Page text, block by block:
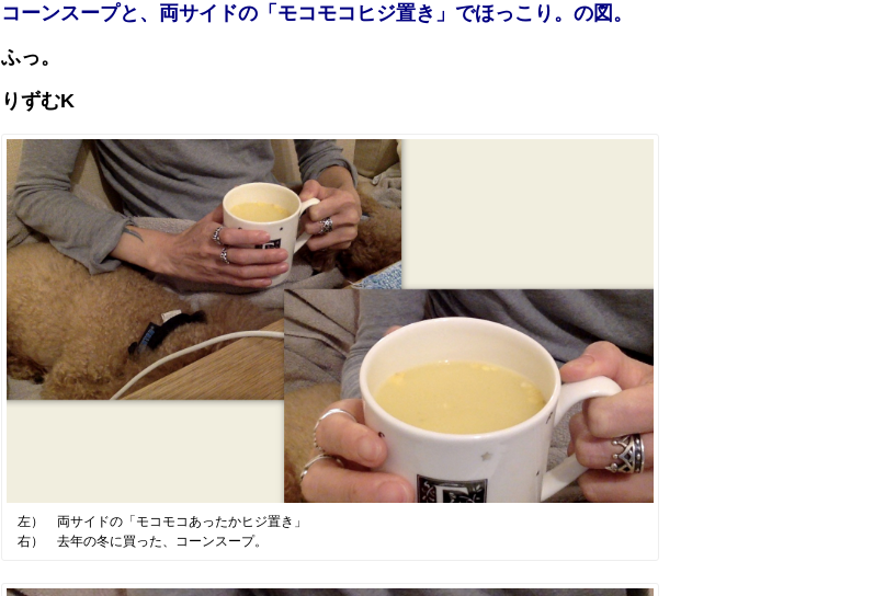
コーンスープと、両サイドの「モコモコヒジ置き」でほっこり。の図。
ふっ。
りずむK
左） 両サイドの「モコモコあったかヒジ置き」
右） 去年の冬に買った、コーンスープ。